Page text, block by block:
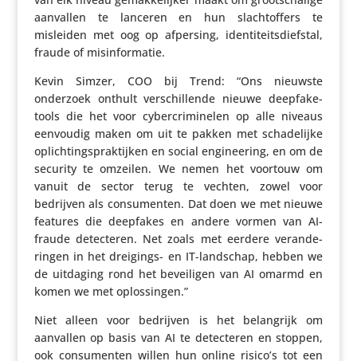
aanvallen te lanceren en hun slacht­of­fers te
misleiden met oog op afpersing, iden­ti­teits­dief­stal,
fraude of misinformatie.
Kevin Simzer, COO bij Trend: “Ons nieuwste
onderzoek onthult verschil­lende nieuwe deepfake-
tools die het voor cyber­cri­mi­nelen op alle niveaus
eenvoudig maken om uit te pakken met scha­de­lijke
oplich­tings­prak­tijken en social engi­nee­ring, en om de
security te omzeilen. We nemen het voortouw om
vanuit de sector terug te vechten, zowel voor
bedrijven als consu­menten. Dat doen we met nieuwe
features die deepfakes en andere vormen van AI-
fraude detec­teren. Net zoals met eerdere veran­de­
ringen in het dreigings- en IT-landschap, hebben we
de uitdaging rond het bevei­ligen van AI omarmd en
komen we met oplossingen.”
Niet alleen voor bedrijven is het belang­rijk om
aanvallen op basis van AI te detec­teren en stoppen,
ook consu­menten willen hun online risico’s tot een